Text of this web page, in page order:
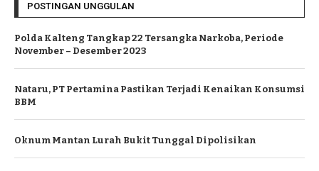
POSTINGAN UNGGULAN
Polda Kalteng Tangkap 22 Tersangka Narkoba, Periode
November – Desember 2023
Nataru, PT Pertamina Pastikan Terjadi Kenaikan Konsumsi
BBM
Oknum Mantan Lurah Bukit Tunggal Dipolisikan